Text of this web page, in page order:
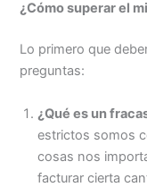
¿Cómo superar el
Lo primero que
preguntas:
¿Qué es un
estrictos somos
cosas nos
facturar cierta